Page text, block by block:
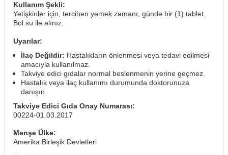
Kullanım Şekli:
Yetişkinler için, tercihen yemek zamanı, günde bir (1) tablet.
Bol su ile alınız.
Uyarılar:
İlaç Değildir: Hastalıkların önlenmesi veya tedavi edilmesi
amacıyla kullanılmaz.
Takviye edici gıdalar normal beslenmenin yerine geçmez.
Hastalık veya ilaç kullanımı durumunda doktorunuza
danışın.
Takviye Edici Gıda Onay Numarası:
00224-01.03.2017
Menşe Ülke:
Amerika Birleşik Devletleri